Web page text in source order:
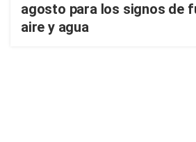
agosto para los signos de
aire y agua